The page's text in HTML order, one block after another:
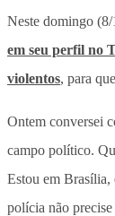
Neste domingo
em seu perfil no
violentos, para
Ontem conversei
campo político.
Estou em Brasília,
polícia não